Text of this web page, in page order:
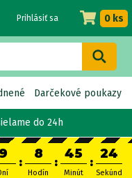
do 24h
Prihlásiť sa 0 ks
Darčekové poukazy
9
:
8
Hodín
:
45
Minút
:
24
Sekúnd